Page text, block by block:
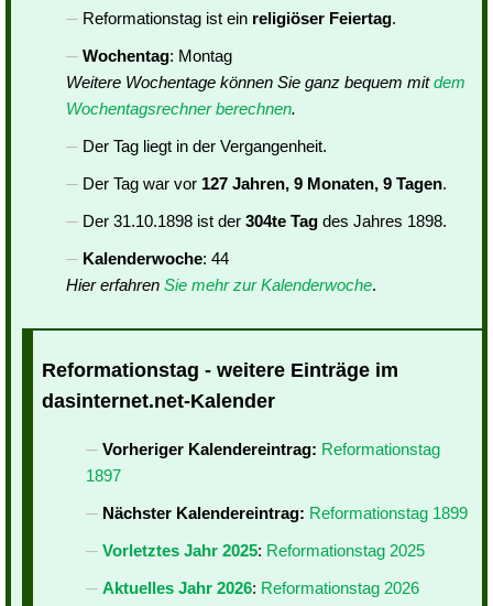
Reformationstag ist ein religiöser Feiertag.
Wochentag: Montag
Weitere Wochentage können Sie ganz bequem mitdem
Wochentagsrechner berechnen.
Der Tag liegt in der Vergangenheit.
Der Tag war vor 127 Jahren, 9 Monaten, 9 Tagen.
Der 31.10.1898 ist der 304te Tag des Jahres 1898.
Kalenderwoche: 44
Hier erfahren Sie mehr zur Kalenderwoche.
Reformationstag - weitere Einträge im
dasinternet.net-Kalender
Vorheriger Kalendereintrag: Reformationstag
1897
Nächster Kalendereintrag: Reformationstag 1899
Vorletztes Jahr 2025: Reformationstag 2025
Aktuelles Jahr 2026: Reformationstag 2026